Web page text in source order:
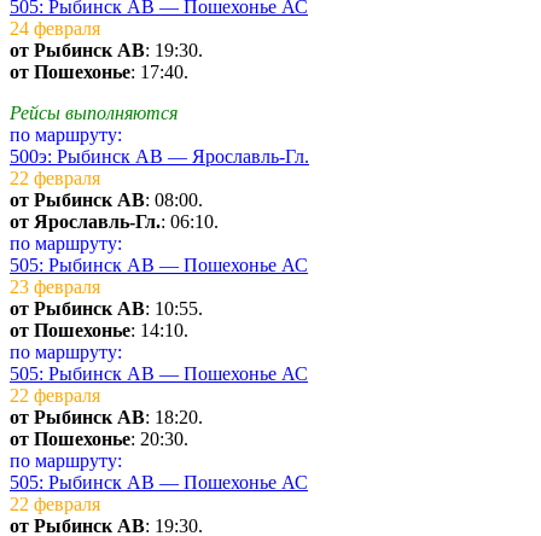
505: Рыбинск АВ — Пошехонье АС
24 февраля
от Рыбинск АВ: 19:30.
от Пошехонье: 17:40.
Рейсы выполняются
по маршруту:
500э: Рыбинск АВ — Ярославль-Гл.
22 февраля
от Рыбинск АВ: 08:00.
от Ярославль-Гл.: 06:10.
по маршруту:
505: Рыбинск АВ — Пошехонье АС
23 февраля
от Рыбинск АВ: 10:55.
от Пошехонье: 14:10.
по маршруту:
505: Рыбинск АВ — Пошехонье АС
22 февраля
от Рыбинск АВ: 18:20.
от Пошехонье: 20:30.
по маршруту:
505: Рыбинск АВ — Пошехонье АС
22 февраля
от Рыбинск АВ: 19:30.